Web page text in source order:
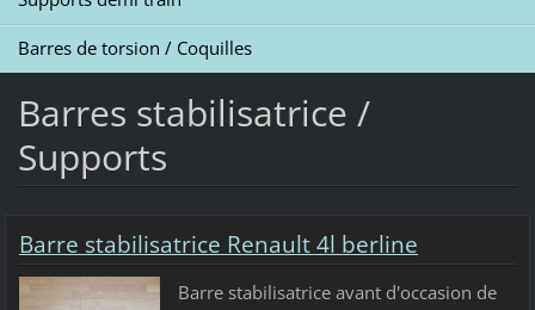
Barres de torsion / Coquilles
Barres stabilisatrice /
Supports
Barre stabilisatrice Renault 4l berline
Barre stabilisatrice avant d'occasion de